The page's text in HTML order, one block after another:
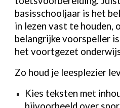
basisschooljaar is het
in lezen vast te houden,
belangrijke voorspeller
het voortgezet
Zo houd je leesplezier
Kies teksten met